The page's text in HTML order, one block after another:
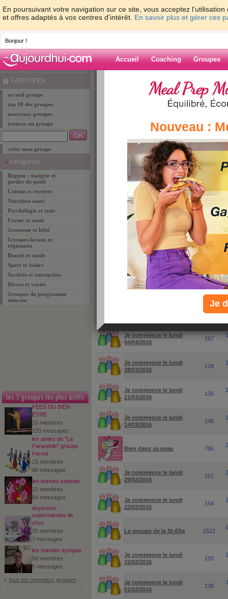
En poursuivant votre navigation sur ce site, vous acceptez
et offres adaptés à vos centres d'intérêt. En savoir plus et gérer ces
Bonjour !
Accueil Coaching Groupes
GROUPES
accueil groupe
top 10 des groupes
nouveaux groupes
trouver un groupe
créer mon groupe
catégories
Régime : maigrir et
perdre du poids
Cuisine et recettes
Nutrition santé
Psychologie et tests
Forme et santé
Grossesse et bébé
Groupes locaux et
régionaux
Beauté et mode
Sport et loisirs
Sociétés et entreprises
Divers et variés
Groupes du programme
minceur
FEES DU BIEN
ETRE
15 membres
133 messages
les amies de "La
Farandole" groupe
Fermé
23 membres
90 messages
les bonnes copines
21 membres
84 messages
doyennes :
supermamies de
choc
25 membres
7 messages
les mamies sympas
50 membres
5 messages
tous les nouveaux groupes
Les groupes
Ces groupes rassemblent toutes les
pourrez ainsi vous faire rapidement des
surtout de vos premiers résultats. Vous
auquel vous allez commencer à maigrir. Il ne
de votre nouveau groupe pour vous soutenir
astuces minceur et suivez les progrès de vos
programme (ex: St-Sylvestre si vous
pour rechercher un groupe ou un sujet
Je commence le lundi
04/04/2016
167
Je commence le lundi
28/03/2016
128
Je commence le lundi
21/03/2016
135
Je commence le lundi
14/03/2016
145
Bien dans sa peau 786
Je commence le lundi
29/02/2016
151
Je commence le lundi
22/02/2016
154
Le groupe de la St-Ella 1522
Je commence le lundi
15/02/2016
155
Je commence le lundi
01/02/2016
138
Nouveau :
Je